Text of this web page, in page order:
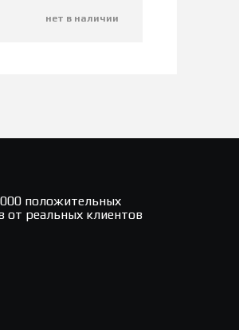
нет в наличии
положительных
от реальных клиентов